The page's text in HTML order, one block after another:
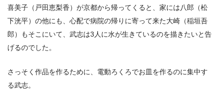
喜美子（戸田恵梨香）が京都から帰ってくると、家には八郎（松
下洸平）の他にも、心配で病院の帰りに寄って来た大崎（稲垣吾
郎）もそこにいて、武志は3人に水が生きているのを描きたいと告
げるのでした。
さっそく作品を作るために、電動ろくろでお皿を作るのに集中す
る武志。